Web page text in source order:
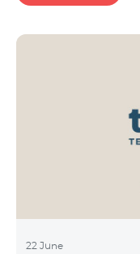
22 June